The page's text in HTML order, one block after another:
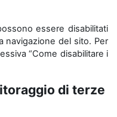
essere disabilitati
navigazione del sito. Per
“Come disabilitare i
di terze